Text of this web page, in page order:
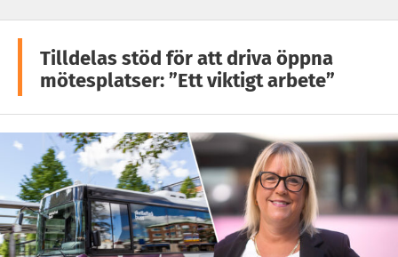
Tilldelas stöd för att driva öppna
mötesplatser: ”Ett viktigt arbete”